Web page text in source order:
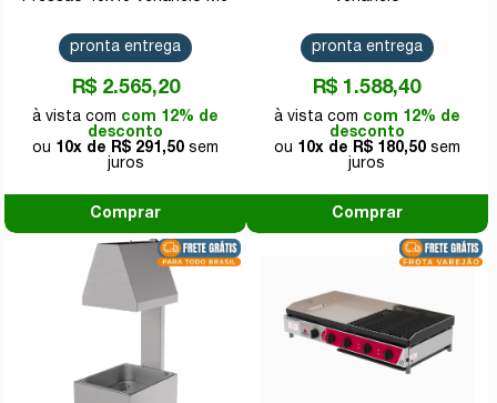
R$ 2.565,20
com 12% de
desconto
10x de
R$ 291,50
pronta entrega
Comprar
R$ 1.588,40
com 12% de
desconto
10x de
R$ 180,50
pronta entrega
Comprar